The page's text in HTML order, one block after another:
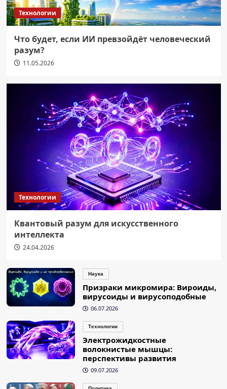
Технологии
Что будет, если ИИ превзойдёт человеческий
разум?
11.05.2026
Технологии
Квантовый разум для искусственного
интеллекта
24.04.2026
Наука
Призраки микромира: Вироиды,
вирусоиды и вирусоподобные
06.07.2026
Технологии
Электрожидкостные
волокнистые мышцы:
перспективы развития
09.07.2026